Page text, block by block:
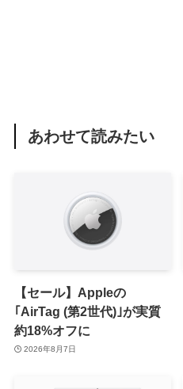
あわせて読みたい
【セール】Appleの
｢AirTag (第2世代)｣が実質
約18%オフに
2026年8月7日